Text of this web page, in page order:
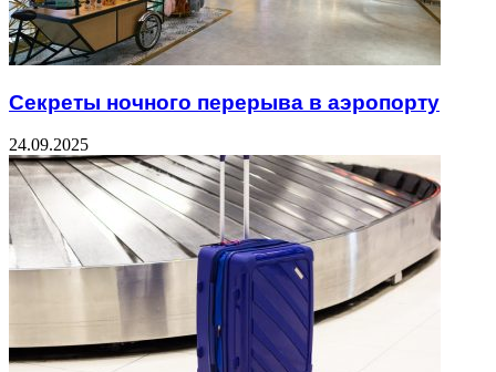
Секреты ночного перерыва в аэропорту
24.09.2025